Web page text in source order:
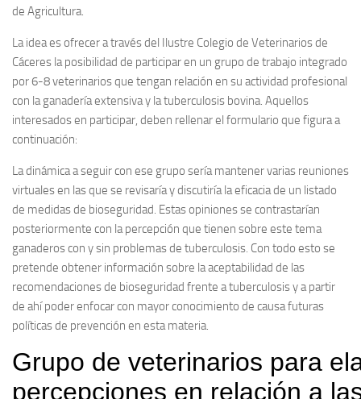
de Agricultura.
La idea es ofrecer a través del Ilustre Colegio de Veterinarios de
Cáceres la posibilidad de participar en un grupo de trabajo integrado
por 6-8 veterinarios que tengan relación en su actividad profesional
con la ganadería extensiva y la tuberculosis bovina. Aquellos
interesados en participar, deben rellenar el formulario que figura a
continuación:
La dinámica a seguir con ese grupo sería mantener varias reuniones
virtuales en las que se revisaría y discutiría la eficacia de un listado
de medidas de bioseguridad. Estas opiniones se contrastarían
posteriormente con la percepción que tienen sobre este tema
ganaderos con y sin problemas de tuberculosis. Con todo esto se
pretende obtener información sobre la aceptabilidad de las
recomendaciones de bioseguridad frente a tuberculosis y a partir
de ahí poder enfocar con mayor conocimiento de causa futuras
políticas de prevención en esta materia.